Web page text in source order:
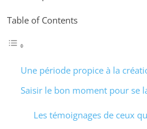
Table of Contents
Une période propice à la
Saisir le bon moment pour se
Les témoignages de ceux